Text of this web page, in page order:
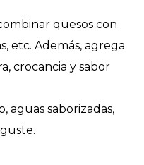
quesos con
etc. Además, agrega
crocancia y sabor
aguas saborizadas,